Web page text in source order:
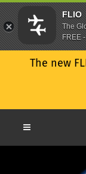
The new
FLIO
The
FREE